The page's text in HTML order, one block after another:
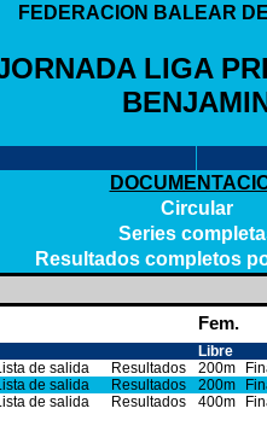
FEDERACION BALEAR
LIGA
Circular
Series
Resultados completos
Fem.
Libre
de salida Resultados 200m
de salida Resultados 200m
de salida Resultados 400m